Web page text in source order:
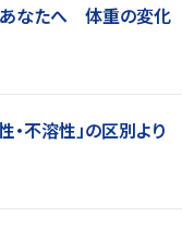
あなたへ 体重の変化
・不溶性」の区別より